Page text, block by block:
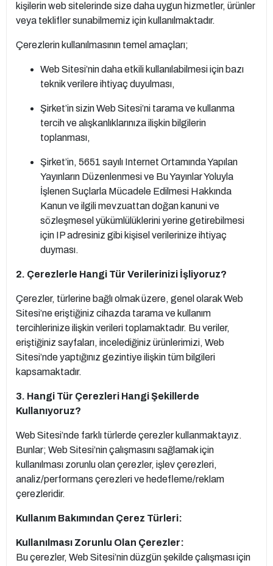
kişilerin web sitelerinde size daha uygun hizmetler, ürünler
veya teklifler sunabilmemiz için kullanılmaktadır.
Çerezlerin kullanılmasının temel amaçları;
Web Sitesi’nin daha etkili kullanılabilmesi için bazı
teknik verilere ihtiyaç duyulması,
Şirket’in sizin Web Sitesi’ni tarama ve kullanma
tercih ve alışkanlıklarınıza ilişkin bilgilerin
toplanması,
Şirket’in, 5651 sayılı Internet Ortamında Yapılan
Yayınların Düzenlenmesi ve Bu Yayınlar Yoluyla
İşlenen Suçlarla Mücadele Edilmesi Hakkında
Kanun ve ilgili mevzuattan doğan kanuni ve
sözleşmesel yükümlülüklerini yerine getirebilmesi
için IP adresiniz gibi kişisel verilerinize ihtiyaç
duyması.
2. Çerezlerle Hangi Tür Verilerinizi İşliyoruz?
Çerezler, türlerine bağlı olmak üzere, genel olarak Web
Sitesi’ne eriştiğiniz cihazda tarama ve kullanım
tercihlerinize ilişkin verileri toplamaktadır. Bu veriler,
eriştiğiniz sayfaları, incelediğiniz ürünlerimizi, Web
Sitesi’nde yaptığınız gezintiye ilişkin tüm bilgileri
kapsamaktadır.
3. Hangi Tür Çerezleri Hangi Şekillerde
Kullanıyoruz?
Web Sitesi’nde farklı türlerde çerezler kullanmaktayız.
Bunlar; Web Sitesi’nin çalışmasını sağlamak için
kullanılması zorunlu olan çerezler, işlev çerezleri,
analiz/performans çerezleri ve hedefleme/reklam
çerezleridir.
Kullanım Bakımından Çerez Türleri:
Kullanılması Zorunlu Olan Çerezler:
Bu çerezler, Web Sitesi’nin düzgün şekilde çalışması için